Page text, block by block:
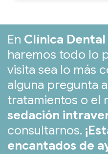
En Clínica
haremos todo lo
visita sea lo más
alguna pregunta
tratamientos o el
sedación
consultarnos.
encantados de